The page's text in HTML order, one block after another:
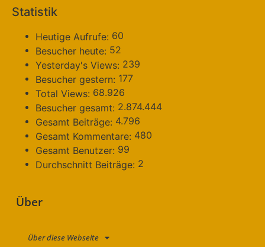
Statistik
Heutige Aufrufe: 60
Besucher heute: 52
Yesterday's Views: 239
Besucher gestern: 177
Total Views: 68.926
Besucher gesamt: 2.874.444
Gesamt Beiträge: 4.796
Gesamt Kommentare: 480
Gesamt Benutzer: 99
Durchschnitt Beiträge: 2
Über
Über diese Webseite